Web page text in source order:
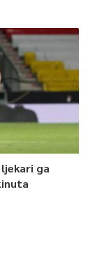
ga